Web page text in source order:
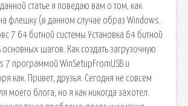
статье я поведаю вам о том, как
флешку (в данном случае образ Windows.
7 64 битной системы Установка 64 битной
основных шагов. Как создать загрузочную
7 программой WinSetupFromUSB и
как. Привет, друзья. Сегодня не совсем
моего блога, но я как никогда захотел.